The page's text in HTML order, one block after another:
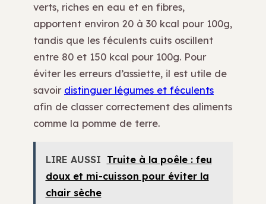
verts, riches en eau et en fibres,
apportent environ 20 à 30 kcal pour 100g,
tandis que les féculents cuits oscillent
entre 80 et 150 kcal pour 100g. Pour
éviter les erreurs d’assiette, il est utile de
savoir distinguer légumes et féculents
afin de classer correctement des aliments
comme la pomme de terre.
LIRE AUSSI Truite à la poêle : feu
doux et mi-cuisson pour éviter la
chair sèche